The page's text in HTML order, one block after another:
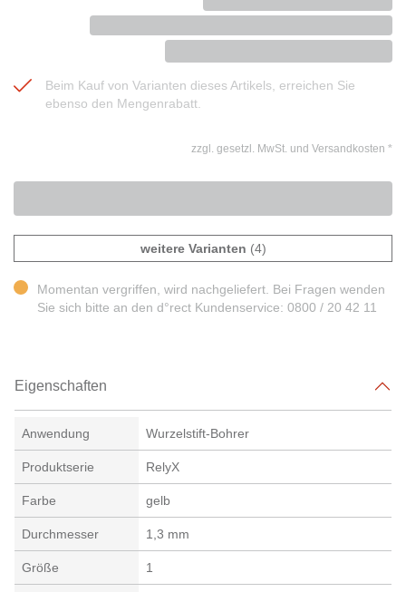
Beim Kauf von Varianten dieses Artikels, erreichen Sie
ebenso den Mengenrabatt.
zzgl. gesetzl. MwSt. und Versandkosten *
weitere Varianten (4)
Momentan vergriffen, wird nachgeliefert. Bei Fragen wenden
Sie sich bitte an den d°rect Kundenservice: 0800 / 20 42 11
Eigenschaften
Anwendung Wurzelstift-Bohrer
Produktserie RelyX
Farbe gelb
Durchmesser 1,3 mm
Größe 1